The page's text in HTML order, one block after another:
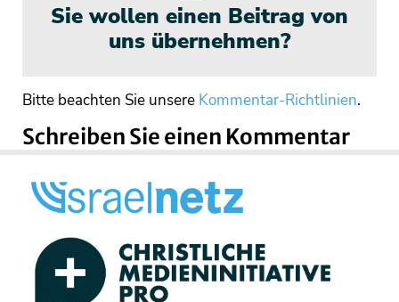
Sie wollen einen Beitrag von
uns übernehmen?
Bitte beachten Sie unsere Kommentar-Richtlinien.
Schreiben Sie einen Kommentar